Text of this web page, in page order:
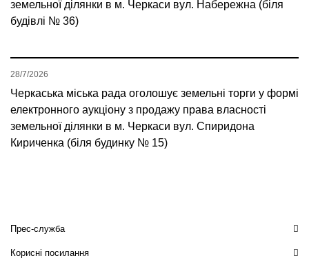
земельної ділянки в м. Черкаси вул. Набережна (біля
будівлі № 36)
Черкаська міська рада оголошує земельні торги у формі
електронного аукціону з продажу права власності
земельної ділянки в м. Черкаси вул. Спиридона
Кириченка (біля будинку № 15)
28/7/2026
Прес-служба
Корисні посилання